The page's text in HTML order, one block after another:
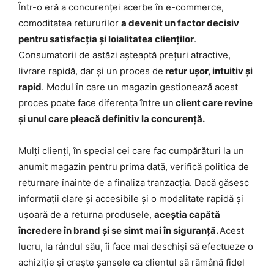
Într-o eră a concurenței acerbe în e-commerce,
comoditatea retururilor a devenit un factor decisiv
pentru satisfacția și loialitatea clienților.
Consumatorii de astăzi așteaptă prețuri atractive,
livrare rapidă, dar și un proces de retur ușor, intuitiv și
rapid. Modul în care un magazin gestionează acest
proces poate face diferența între un client care revine
și unul care pleacă definitiv la concurență.
Mulți clienți, în special cei care fac cumpărături la un
anumit magazin pentru prima dată, verifică politica de
returnare înainte de a finaliza tranzacția. Dacă găsesc
informații clare și accesibile și o modalitate rapidă și
ușoară de a returna produsele, aceștia capătă
încredere în brand și se simt mai în siguranță.Acest
lucru, la rândul său, îi face mai deschiși să efectueze o
achiziție și crește șansele ca clientul să rămână fidel